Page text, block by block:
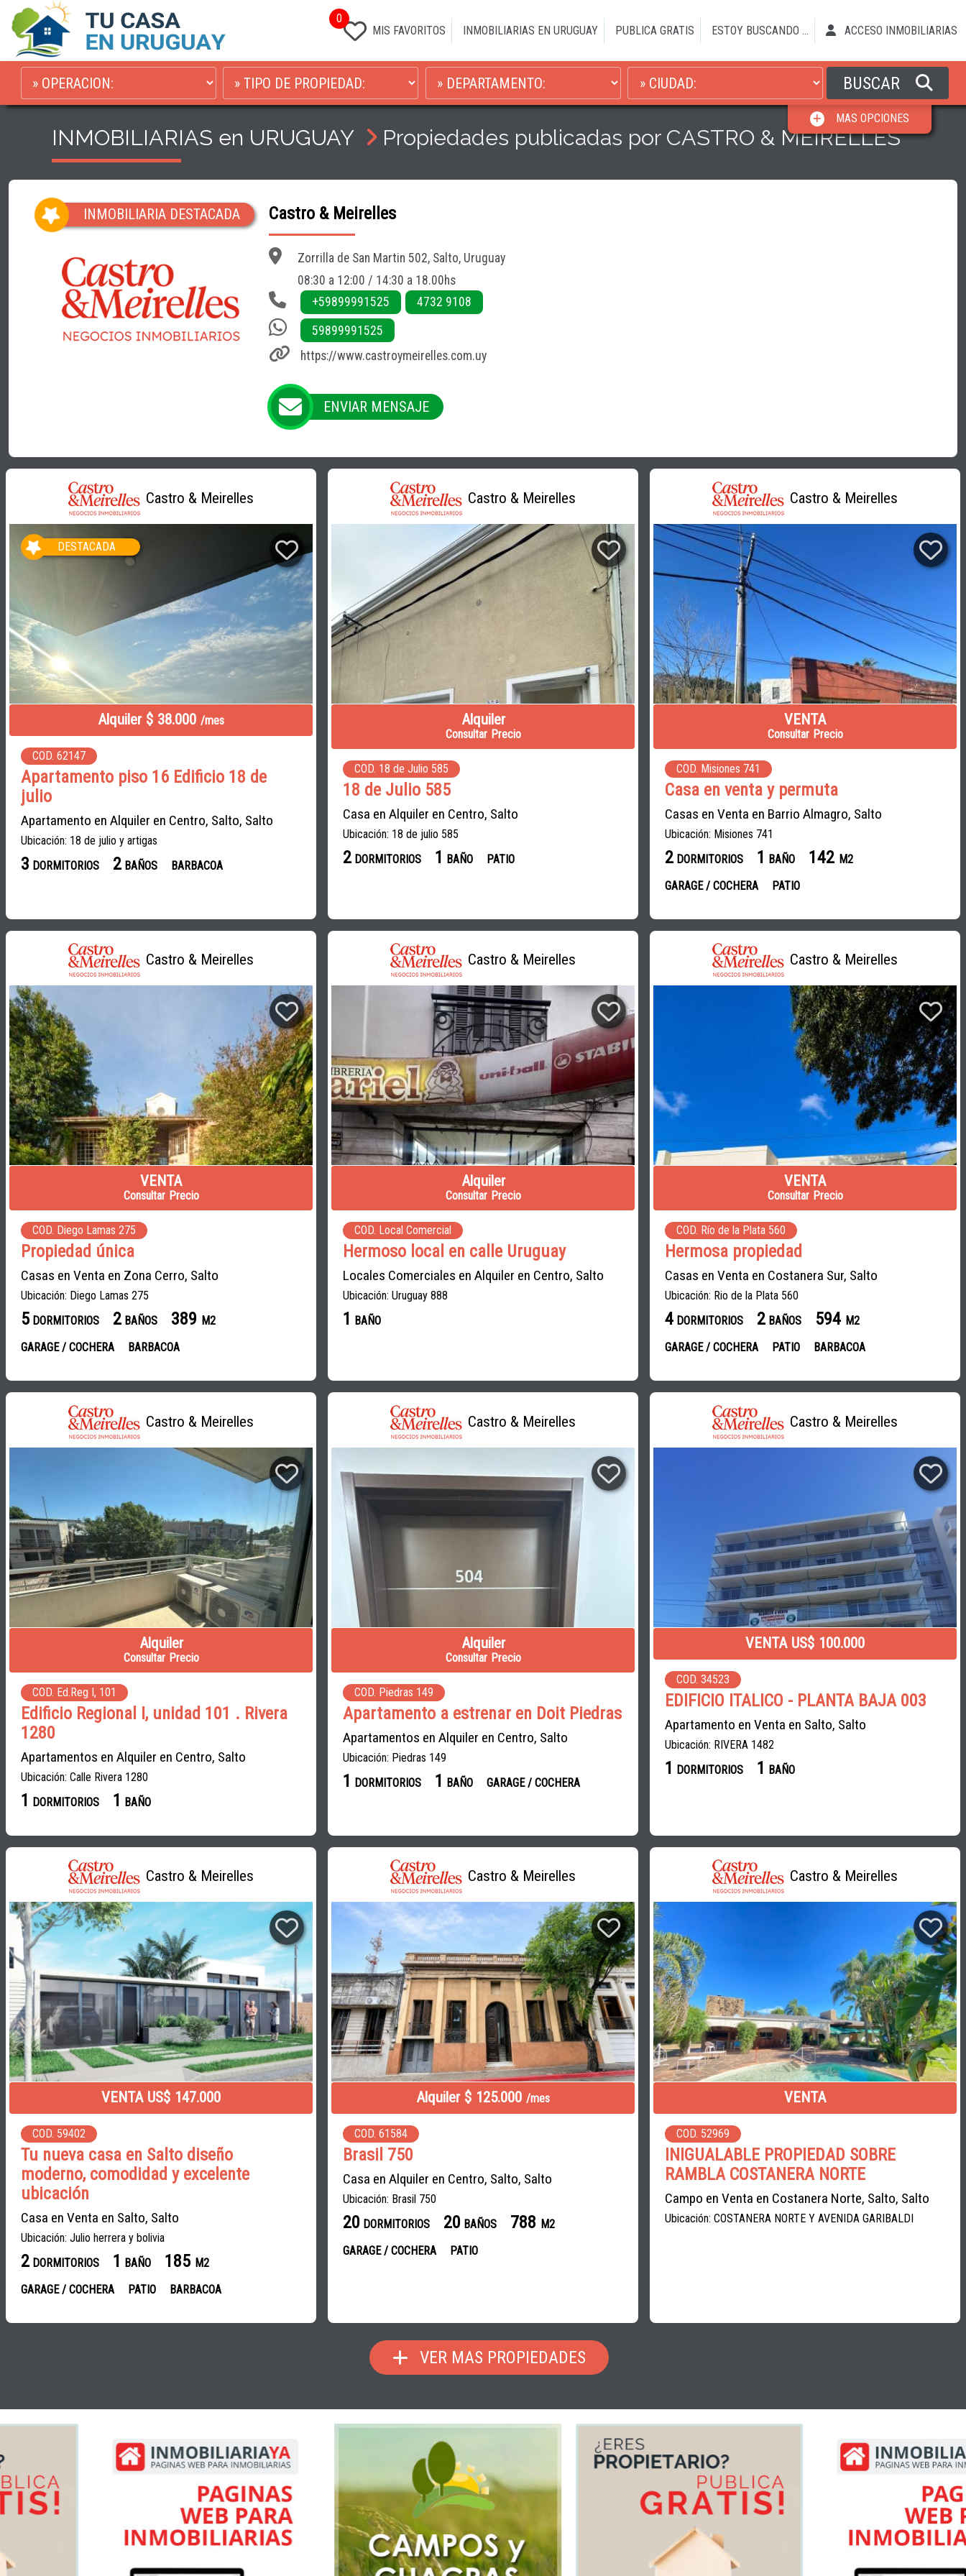
0
MIS FAVORITOS
INMOBILIARIAS EN URUGUAY PUBLICA GRATIS ESTOY BUSCANDO ... ACCESO INMOBILIARIAS
BUSCAR
MAS OPCIONES
INMOBILIARIAS en URUGUAY Propiedades publicadas por CASTRO & MEIRELLES
INMOBILIARIA DESTACADA Castro & Meirelles
Zorrilla de San Martin 502, Salto, Uruguay
08:30 a 12:00 / 14:30 a 18.00hs
+59899991525
4732 9108
59899991525
https://www.castroymeirelles.com.uy
ENVIAR MENSAJE
Castro & Meirelles
DESTACADA
Alquiler $ 38.000 /mes
COD. 62147
Apartamento piso 16 Edificio 18 de
julio
Apartamento en Alquiler en Centro, Salto, Salto
Ubicación: 18 de julio y artigas
3 DORMITORIOS 2 BAÑOS BARBACOA
Castro & Meirelles
Alquiler
Consultar Precio
COD. 18 de Julio 585
18 de Julio 585
Casa en Alquiler en Centro, Salto
Ubicación: 18 de julio 585
2 DORMITORIOS 1 BAÑO PATIO
Castro & Meirelles
VENTA
Consultar Precio
COD. Misiones 741
Casa en venta y permuta
Casas en Venta en Barrio Almagro, Salto
Ubicación: Misiones 741
2 DORMITORIOS 1 BAÑO 142 M2
GARAGE / COCHERA
PATIO
Castro & Meirelles
VENTA
Consultar Precio
COD. Diego Lamas 275
Propiedad única
Casas en Venta en Zona Cerro, Salto
Ubicación: Diego Lamas 275
5 DORMITORIOS 2 BAÑOS 389 M2
GARAGE / COCHERA
BARBACOA
Castro & Meirelles
Alquiler
Consultar Precio
COD. Local Comercial
Hermoso local en calle Uruguay
Locales Comerciales en Alquiler en Centro, Salto
Ubicación: Uruguay 888
1 BAÑO
Castro & Meirelles
VENTA
Consultar Precio
COD. Río de la Plata 560
Hermosa propiedad
Casas en Venta en Costanera Sur, Salto
Ubicación: Rio de la Plata 560
4 DORMITORIOS 2 BAÑOS 594 M2
GARAGE / COCHERA
PATIO BARBACOA
Castro & Meirelles
Alquiler
Consultar Precio
COD. Ed.Reg I, 101
Edificio Regional I, unidad 101 . Rivera
1280
Apartamentos en Alquiler en Centro, Salto
Ubicación: Calle Rivera 1280
1 DORMITORIOS 1 BAÑO
Castro & Meirelles
Alquiler
Consultar Precio
COD. Piedras 149
Apartamento a estrenar en Doit Piedras
Apartamentos en Alquiler en Centro, Salto
Ubicación: Piedras 149
1 DORMITORIOS 1 BAÑO GARAGE / COCHERA
Castro & Meirelles
VENTA US$ 100.000
COD. 34523
EDIFICIO ITALICO - PLANTA BAJA 003
Apartamento en Venta en Salto, Salto
Ubicación: RIVERA 1482
1 DORMITORIOS 1 BAÑO
Castro & Meirelles
VENTA US$ 147.000
COD. 59402
Tu nueva casa en Salto diseño
moderno, comodidad y excelente
ubicación
Casa en Venta en Salto, Salto
Ubicación: Julio herrera y bolivia
2 DORMITORIOS 1 BAÑO 185 M2
GARAGE / COCHERA
PATIO BARBACOA
Castro & Meirelles
Alquiler $ 125.000 /mes
COD. 61584
Brasil 750
Casa en Alquiler en Centro, Salto, Salto
Ubicación: Brasil 750
20 DORMITORIOS 20 BAÑOS 788 M2
GARAGE / COCHERA
PATIO
Castro & Meirelles
VENTA
COD. 52969
INIGUALABLE PROPIEDAD SOBRE
RAMBLA COSTANERA NORTE
Campo en Venta en Costanera Norte, Salto, Salto
Ubicación: COSTANERA NORTE Y AVENIDA GARIBALDI
VER MAS PROPIEDADES